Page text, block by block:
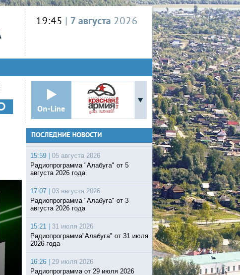
19:45 | 7 августа 2026
On-Line
ПОСЛЕДНИЕ НОВОСТИ
15:59 |
05 августа 2026
Радиопрограмма "Алабуга" от 5
августа 2026 года
17:07 |
03 августа 2026
Радиопрограмма "Алабуга" от 3
августа 2026 года
15:21 |
31 июля 2026
Радиопрограмма"Алабуга" от 31 июля
2026 года
16:26 |
29 июля 2026
Радиопрограмма от 29 июля 2026